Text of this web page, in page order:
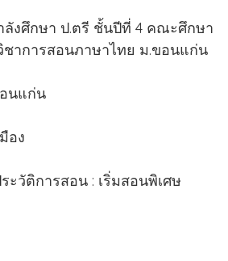
ศึกษา ป.ตรี ชั้นปีที่ 4 คณะศึกษา
าการสอนภาษาไทย ม.ขอนแก่น
นแก่น
อง
วัติการสอน : เริ่มสอนพิเศษ